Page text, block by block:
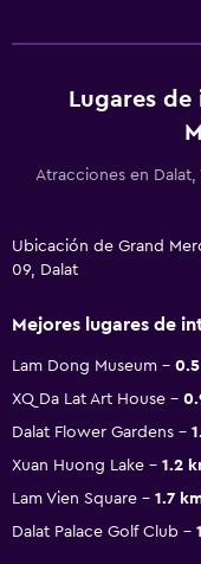
Lugares de
Atracciones en
Ubicación de Grand
09, Dalat
Mejores lugares de
Lam Dong Museum
XQ Da Lat Art House
Dalat Flower Gardens
Xuan Huong Lake
1.2
Lam Vien Square
1.7
Dalat Palace Golf Club